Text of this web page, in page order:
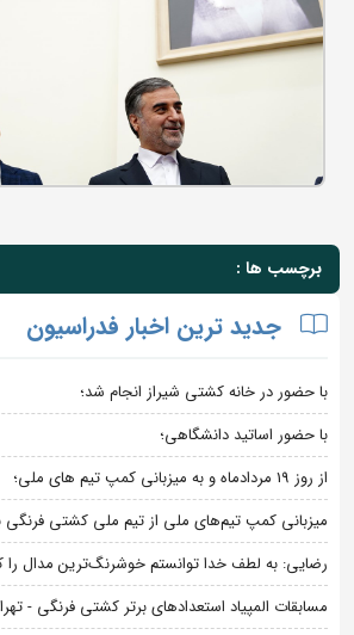
برچسب ها :
جدید ترین اخبار فدراسیون
با حضور در خانه کشتی شیراز انجام شد؛
با حضور اساتید دانشگاهی؛
از روز 19 مردادماه و به میزبانی کمپ تیم های ملی؛
میزبانی کمپ تیم‌های ملی از تیم ملی کشتی فرنگی
رضایی: به لطف خدا توانستم خوشرنگ‌ترین مدال
مسابقات المپیاد استعدادهای برتر کشتی فرنگی -